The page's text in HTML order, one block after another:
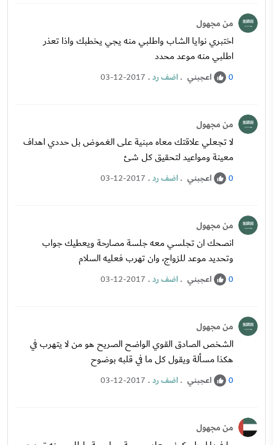
من مجهول
اختبري نوايا الشاب واطلبي منه يجي يخطبك واذا تعذر
اطلبي منه موعد محدد
0 اعجبني .اضف رد.
03-12-2017
من مجهول
لا تجعلي علاقتك معاه مبنية على الغموض بل حددي اهداف
معينة ومواعيد لتحقيق كل شئ
0 اعجبني .اضف رد.
03-12-2017
من مجهول
انصحك ان تجلسي معه جلسة مصارحة ويعطيك جواب
وتحديد موعد للزواج، وان تهرب فعليه السلام
0 اعجبني .اضف رد.
03-12-2017
من مجهول
الشخص الصادق القوي الواضح الصريح هو من لا يتهرب في
هكذا مسألة ويقول كل ما في قلبه بوضوح
0 اعجبني .اضف رد.
03-12-2017
من مجهول